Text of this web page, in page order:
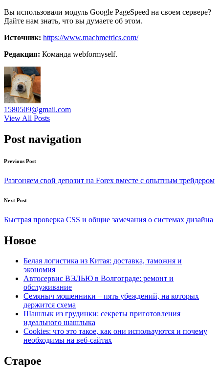
Вы использовали модуль Google PageSpeed на своем сервере?
Дайте нам знать, что вы думаете об этом.
Источник: https://www.machmetrics.com/
Редакция: Команда webformyself.
1580509@gmail.com
View All Posts
Post navigation
Previous Post
Разгоняем свой депозит на Forex вместе с опытным трейдером
Next Post
Быстрая проверка CSS и общие замечания о системах дизайна
Новое
Белая логистика из Китая: доставка, таможня и
экономия
Автосервис ВЭЛЬЮ в Волгограде: ремонт и
обслуживание
Семяныч мошенники – пять убеждений, на которых
держится схема
Шашлык из грудинки: секреты приготовления
идеального шашлыка
Cookies: что это такое, как они используются и почему
необходимы на веб-сайтах
Старое